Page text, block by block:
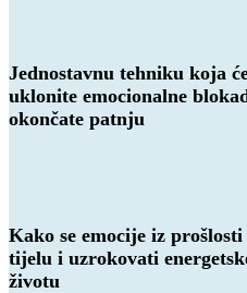
Jednostavnu tehniku koja
uklonite emocionalne
okončate patnju​
Kako se emocije iz
tijelu i uzrokovati
životu